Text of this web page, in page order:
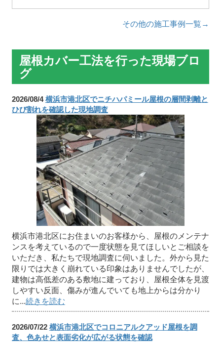
その他の施工事例一覧→
屋根カバー工法を行った現場ブロ
グ
2026/08/4横浜市港北区でニチハパミール屋根の層間剥離と
ひび割れを確認した現地調査
横浜市港北区にお住まいのお客様から、屋根のメンテナ
ンスを考えているので一度状態を見てほしいとご相談を
いただき、私たちで現地調査に伺いました。外から見た
限りでは大きく崩れている印象はありませんでしたが、
建物は高低差のある敷地に建っており、屋根全体を見渡
しやすい反面、傷みが進んでいても地上からは分かり
に...続きを読む
2026/07/22 横浜市港北区でコロニアルクアッド屋根を調
査、色あせと表面劣化が広がる状態を確認